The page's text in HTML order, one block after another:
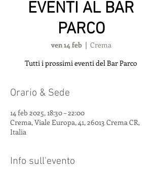
EVENTI AL BAR
PARCO
ven 14 feb
  |
Crema
Tutti i prossimi eventi del Bar Parco
Orario & Sede
14 feb 2025, 18:30 – 22:00
Crema, Viale Europa, 41, 26013 Crema CR,
Italia
Info sull'evento